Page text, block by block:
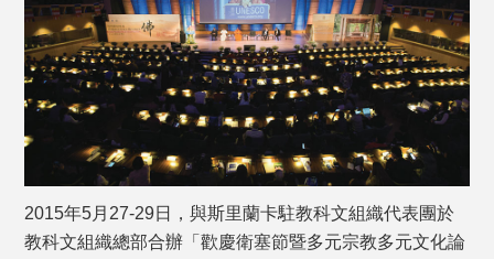
2015年5月27-29日，與斯里蘭卡駐教科文組織代表團於
教科文組織總部合辦「歡慶衛塞節暨多元宗教多元文化論